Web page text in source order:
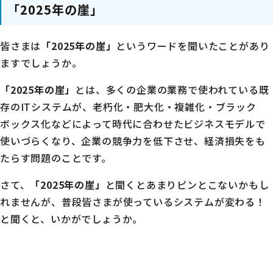
「2025年の崖」
皆さまは 「2025年の崖」 というワードを聞いたことがあり
ますでしょうか。
「2025年の崖」 とは、多くの企業の業務で使われている既
存のITシステムが、老朽化・肥大化・複雑化・ブラック
ボックス化などによって時代に合わせたビジネスモデルで
使いづらくなり、企業の競争力を低下させ、経済損失をも
たらす問題のことです。
さて、
「2025年の崖」 と聞くとあまりピンとこないかもし
れませんが、普段皆さまが使っているシステムが変わる！
と聞くと、いかがでしょうか。